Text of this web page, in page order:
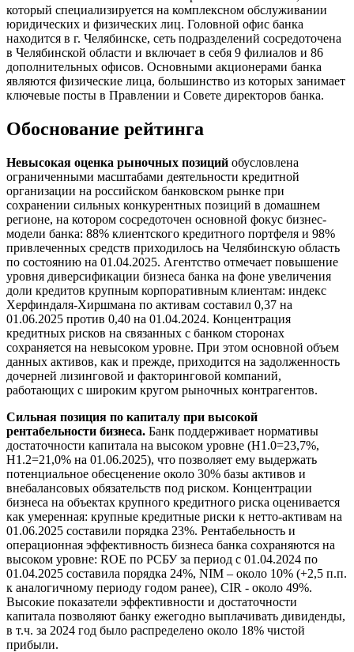
который специализируется на комплексном обслуживании
юридических и физических лиц. Головной офис банка
находится в г. Челябинске, сеть подразделений сосредоточена
в Челябинской области и включает в себя 9 филиалов и 86
дополнительных офисов. Основными акционерами банка
являются физические лица, большинство из которых занимает
ключевые посты в Правлении и Совете директоров банка.
Обоснование рейтинга
Невысокая оценка рыночных позиций обусловлена
ограниченными масштабами деятельности кредитной
организации на российском банковском рынке при
сохранении сильных конкурентных позиций в домашнем
регионе, на котором сосредоточен основной фокус бизнес-
модели банка: 88% клиентского кредитного портфеля и 98%
привлеченных средств приходилось на Челябинскую область
по состоянию на 01.04.2025. Агентство отмечает повышение
уровня диверсификации бизнеса банка на фоне увеличения
доли кредитов крупным корпоративным клиентам: индекс
Херфиндаля-Хиршмана по активам составил 0,37 на
01.06.2025 против 0,40 на 01.04.2024. Концентрация
кредитных рисков на связанных с банком сторонах
сохраняется на невысоком уровне. При этом основной объем
данных активов, как и прежде, приходится на задолженность
дочерней лизинговой и факторинговой компаний,
работающих с широким кругом рыночных контрагентов.
Сильная позиция по капиталу при высокой
рентабельности бизнеса. Банк поддерживает нормативы
достаточности капитала на высоком уровне (Н1.0=23,7%,
Н1.2=21,0% на 01.06.2025), что позволяет ему выдержать
потенциальное обесценение около 30% базы активов и
внебалансовых обязательств под риском. Концентрации
бизнеса на объектах крупного кредитного риска оценивается
как умеренная: крупные кредитные риски к нетто-активам на
01.06.2025 составили порядка 23%. Рентабельность и
операционная эффективность бизнеса банка сохраняются на
высоком уровне: ROE по РСБУ за период с 01.04.2024 по
01.04.2025 составила порядка 24%, NIM – около 10% (+2,5 п.п.
к аналогичному периоду годом ранее), CIR - около 49%.
Высокие показатели эффективности и достаточности
капитала позволяют банку ежегодно выплачивать дивиденды,
в т.ч. за 2024 год было распределено около 18% чистой
прибыли.